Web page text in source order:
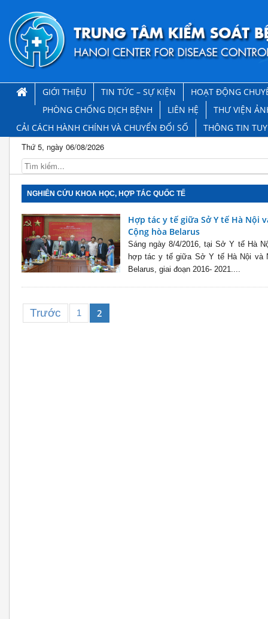
GIỚI THIỆU TIN TỨC – SỰ KIỆN
HOẠT ĐỘNG
PHÒNG CHỐNG DỊCH BỆNH
LIÊN HỆ
THƯ VIỆN
CẢI CÁCH HÀNH CHÍNH VÀ CHUYỂN ĐỔI SỐ
THÔNG TIN
Thứ 5, ngày 06/08/2026
NGHIÊN CỨU KHOA HỌC, HỢP TÁC QUỐC TẾ
Hợp tác y tế giữa Sở Y tế Hà Nội
Cộng hòa Belarus
Sáng ngày 8/4/2016, tại Sở Y tế Hà
hợp tác y tế giữa Sở Y tế Hà Nội và
Belarus, giai đoạn 2016- 2021....
Trước 1 2